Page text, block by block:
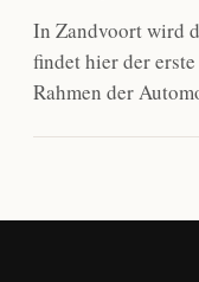
In Zandvoort wird
findet hier der
Rahmen der